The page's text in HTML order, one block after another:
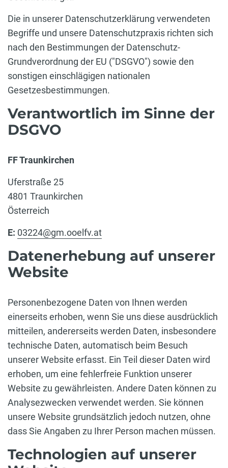
Die in unserer Datenschutzerklärung verwendeten
Begriffe und unsere Datenschutzpraxis richten sich
nach den Bestimmungen der Datenschutz-
Grundverordnung der EU ("DSGVO") sowie den
sonstigen einschlägigen nationalen
Gesetzesbestimmungen.
Verantwortlich im Sinne der
DSGVO
FF Traunkirchen
Uferstraße 25
4801 Traunkirchen
Österreich
E: 03224@gm.ooelfv.at
Datenerhebung auf unserer
Website
Personenbezogene Daten von Ihnen werden
einerseits erhoben, wenn Sie uns diese ausdrücklich
mitteilen, andererseits werden Daten, insbesondere
technische Daten, automatisch beim Besuch
unserer Website erfasst. Ein Teil dieser Daten wird
erhoben, um eine fehlerfreie Funktion unserer
Website zu gewährleisten. Andere Daten können zu
Analysezwecken verwendet werden. Sie können
unsere Website grundsätzlich jedoch nutzen, ohne
dass Sie Angaben zu Ihrer Person machen müssen.
Technologien auf unserer